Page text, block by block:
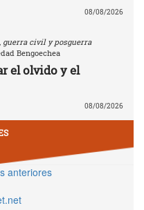
08/08/2026
guerra civil y posguerra
Bengoechea
el olvido y el
08/08/2026
anteriores